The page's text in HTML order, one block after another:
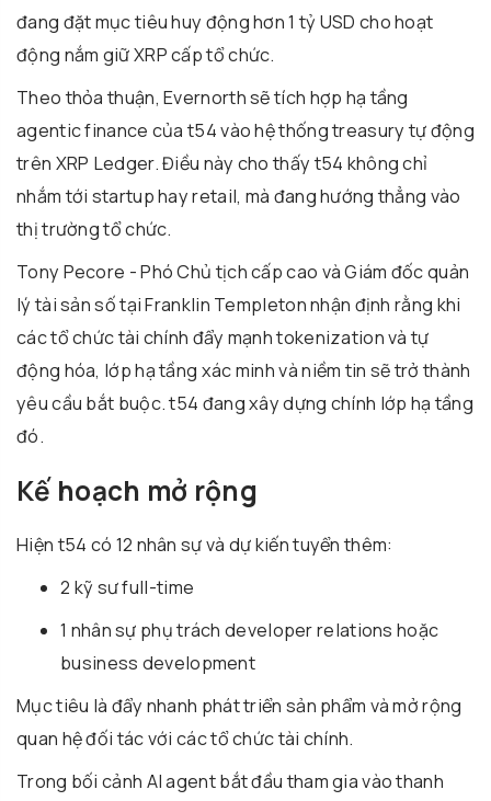
đang đặt mục tiêu huy động hơn 1 tỷ USD cho hoạt
động nắm giữ XRP cấp tổ chức.
Theo thỏa thuận, Evernorth sẽ tích hợp hạ tầng
agentic finance của t54 vào hệ thống treasury tự động
trên XRP Ledger. Điều này cho thấy t54 không chỉ
nhắm tới startup hay retail, mà đang hướng thẳng vào
thị trường tổ chức.
Tony Pecore - Phó Chủ tịch cấp cao và Giám đốc quản
lý tài sản số tại Franklin Templeton nhận định rằng khi
các tổ chức tài chính đẩy mạnh tokenization và tự
động hóa, lớp hạ tầng xác minh và niềm tin sẽ trở thành
yêu cầu bắt buộc. t54 đang xây dựng chính lớp hạ tầng
đó.
Kế hoạch mở rộng
Hiện t54 có 12 nhân sự và dự kiến tuyển thêm:
2 kỹ sư full-time
1 nhân sự phụ trách developer relations hoặc
business development
Mục tiêu là đẩy nhanh phát triển sản phẩm và mở rộng
quan hệ đối tác với các tổ chức tài chính.
Trong bối cảnh AI agent bắt đầu tham gia vào thanh